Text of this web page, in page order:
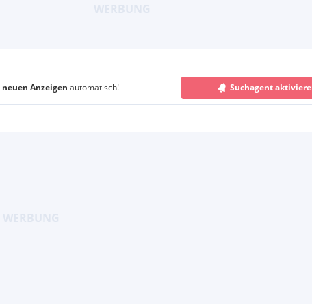
neuen Anzeigen automatisch! Suchagent